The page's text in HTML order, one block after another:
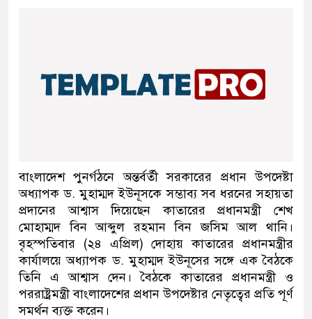
বাংলাদেশ পুনর্গঠনে অন্তর্বর্তী সরকারের প্রধান উপদেষ্টা
অধ্যাপক ড. মুহাম্মদ ইউনূসকে সম্ভাব্য সব ধরনের সহায়তা
প্রদানের আশ্বাস দিয়েছেন কাতারের প্রধানমন্ত্রী শেখ
মোহাম্মদ বিন আব্দুল রহমান বিন জসিম আল থানি।
বৃহস্পতিবার (২৪ এপ্রিল) দোহায় কাতারের প্রধানমন্ত্রীর
কার্যালয়ে অধ্যাপক ড. মুহাম্মদ ইউনূসের সঙ্গে এক বৈঠকে
তিনি এ আশ্বাস দেন। বৈঠকে কাতারের প্রধানমন্ত্রী ও
পররাষ্ট্রমন্ত্রী বাংলাদেশের প্রধান উপদেষ্টার নেতৃত্বের প্রতি পূর্ণ
সমর্থন ব্যক্ত করেন।